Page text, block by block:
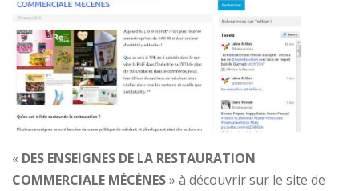
« DES ENSEIGNES DE LA RESTAURATION
COMMERCIALE MÉCÈNES» à découvrir sur le site de